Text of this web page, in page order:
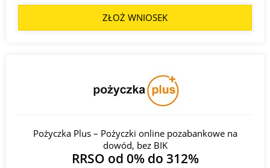
ZŁOŻ WNIOSEK
Pożyczka Plus – Pożyczki online pozabankowe na
dowód, bez BIK
RRSO od 0% do 312%